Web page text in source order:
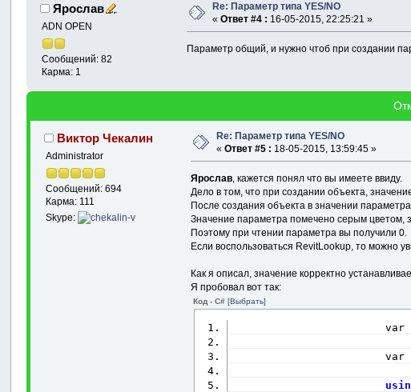
Ярослав
ADN OPEN
Сообщений: 82
Карма: 1
Re: Параметр типа YES/NO
«Ответ #4 : 16-05-2015, 22:25:21 »
Параметр общий, и нужно чтоб при создании
Виктор Чекалин
Administrator
Сообщений: 694
Карма: 111
Skype:
Re: Параметр типа YES/NO
«Ответ #5 : 18-05-2015, 13:59:45 »
Ярослав , кажется понял что вы имеете ввиду.
Дело в том, что при создании объекта,
После создания объекта в значении
Значение параметра помечено серым цветом,
Поэтому при чтении параметра вы получили 0.
Если воспользоваться RevitLookup, то можно
Как я описал, значение корректно
Я пробовал вот так:
Код - C#[Выбрать]
var
var